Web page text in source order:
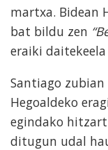
martxa. Bidean
bat bildu zen
eraiki
Santiago
Hegoaldeko
egindako
ditugun udal